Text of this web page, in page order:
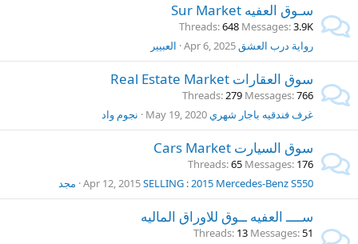
سـوق العفيه Sur Market
Threads 648 Messages 3.9K
رواية درب العشقApr 6, 2025 العبيير
سوق العقارات Real Estate Market
Threads 279 Messages 766
غرف فندقيه باجار شهريMay 19, 2020 نجوم واد
سوق السيارت Cars Market
Threads 65 Messages 176
SELLING : 2015 Mercedes-Benz S550
Apr 12, 2015 مجد
ســــ العفيه ــوق للاوراق الماليه
Threads 13 Messages 51